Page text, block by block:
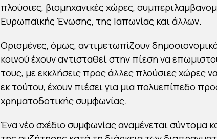
πλούσιες, βιομηχανικές χώρες,
Ευρωπαϊκής Ένωσης, της Ιαπωνίας και άλλων.
Ορισμένες, όμως, αντιμετωπίζουν
κοινού έχουν αντισταθεί στην πίεση να
τους, με εκκλήσεις προς άλλες πλούσιες χώρες
εκ τούτου, έχουν πιέσει για μια πολυεπίπεδο
χρηματοδοτικής συμφωνίας.
Ένα νέο σχέδιο συμφωνίας αναμένεται σύντομα